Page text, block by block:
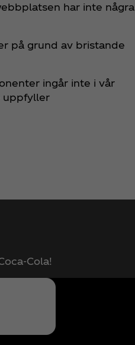
har inte några
grund av bristande
ingår inte i vår
uppfyller